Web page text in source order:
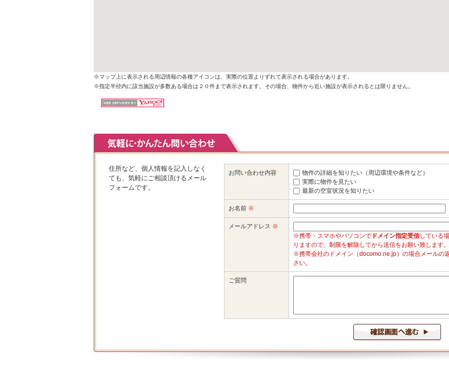
※マップ上に表示される周辺情報の各種アイコンは、実際の位置よりずれて表示される場合があります。
※指定半径内に該当施設が多数ある場合は２０件まで表示されます。その場合、物件から近い施設が表示されるとは限りません。